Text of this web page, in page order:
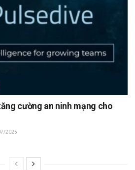
cường an ninh mạng cho
2025